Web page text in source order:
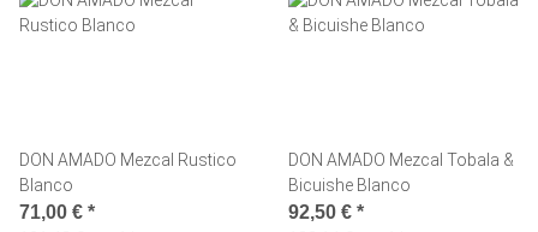
DON AMADO Mezcal Rustico
Blanco
71,00 € *
DON AMADO Mezcal Tobala &
Bicuishe Blanco
92,50 € *